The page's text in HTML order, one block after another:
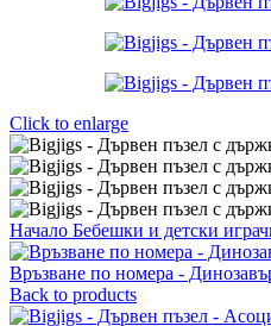
Click to enlarge
Начало Бебешки и детски
Връзване по номера -
Back to products